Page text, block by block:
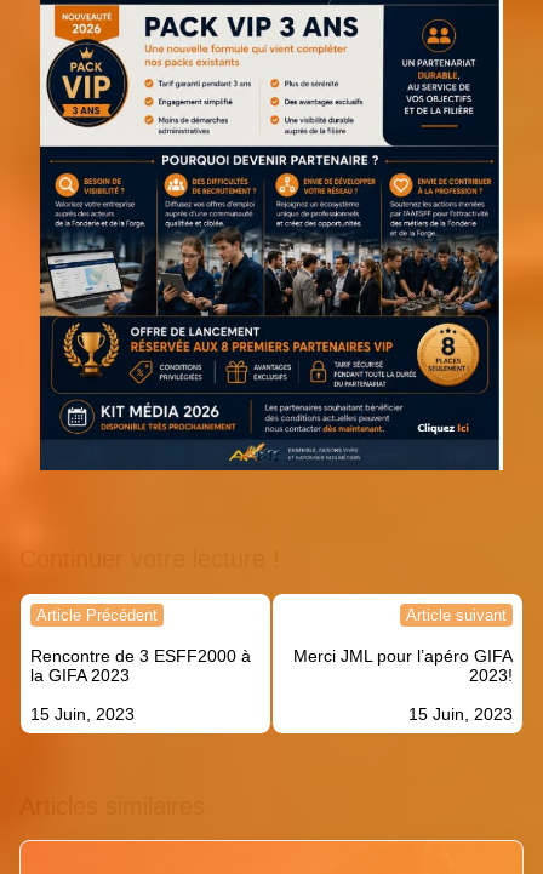
Navigation
l’article
Article Précédent
Rencontre de 3 ESFF2000 à
la GIFA 2023
15 Juin, 2023
Article suivant
Merci JML pour l’apéro GIFA
2023!
15 Juin, 2023